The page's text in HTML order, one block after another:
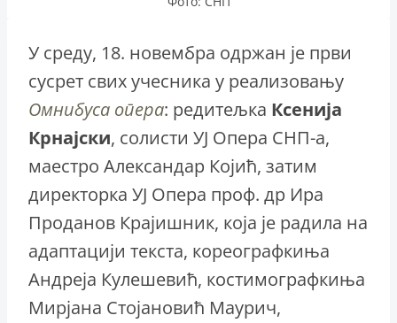
У среду, 18. новембра одржан је први
сусрет свих учесника у реализовању
Омнибуса опера: редитељка Ксенија
Крнајски, солисти УЈ Опера СНП-а,
маестро Александар Којић, затим
директорка УЈ Опера проф. др Ира
Проданов Крајишник, која је радила на
адаптацији текста, кореографкиња
Андреја Кулешевић, костимографкиња
Мирјана Стојановић Маурич,